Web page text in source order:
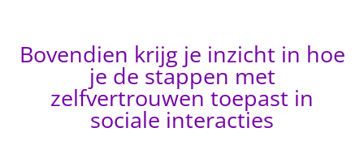
Bovendien krijg je inzicht in hoe
je de stappen met
zelfvertrouwen toepast in
sociale interacties